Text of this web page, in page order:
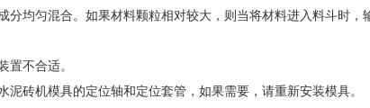
分均匀混合。如果材料颗粒相对较大，则当将材料进入料斗时
置不合适。
泥砖机模具的定位轴和定位套管，如果需要，请重新安装模具。